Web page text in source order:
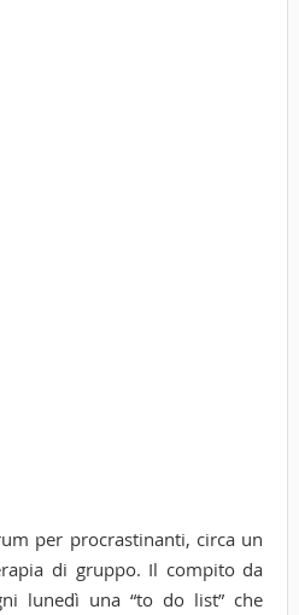
per procrastinanti, circa un
di gruppo. Il compito da
lunedì una “to do list” che